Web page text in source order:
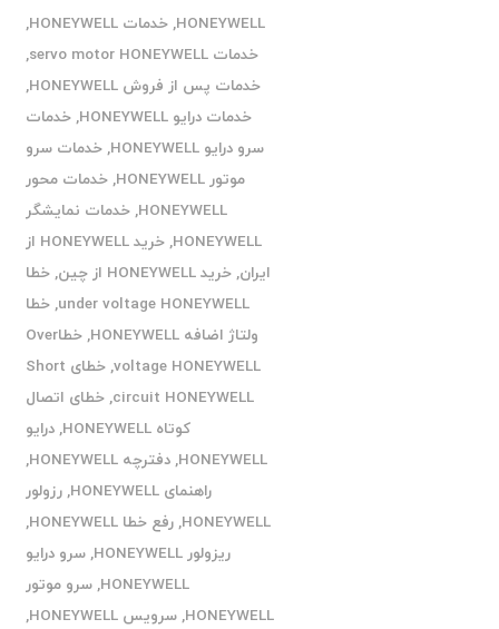
HONEYWELL
,خدمات HONEYWELL
,
خدمات servo motor HONEYWELL
,
خدمات پس از فروش HONEYWELL
,
خدمات درایو HONEYWELL
,خدمات
سرو درایو HONEYWELL
,خدمات سرو
موتور HONEYWELL
,خدمات محور
HONEYWELL
,خدمات نمایشگر
HONEYWELL
,
خرید HONEYWELL از
ایران,خرید HONEYWELL از چین ,خطا
under voltage HONEYWELL
,خطا
ولتاژ اضافه HONEYWELL
,
خطاOver
voltage HONEYWELL
,
خطای Short
circuit HONEYWELL
,خطای اتصال
کوتاه HONEYWELL
,درایو
HONEYWELL
,دفترچه HONEYWELL
,
راهنمای HONEYWELL
,رزولور
HONEYWELL
,رفع خطا HONEYWELL
,
ریزولور HONEYWELL
,سرو درایو
HONEYWELL
,سرو موتور
HONEYWELL
,سرویس HONEYWELL
,